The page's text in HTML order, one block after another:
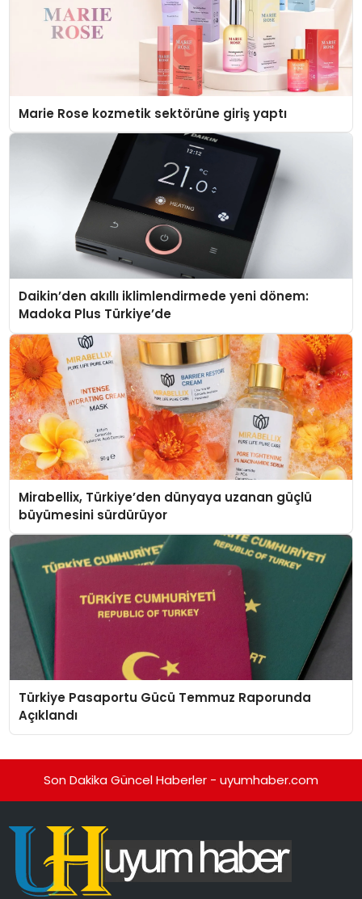
Marie Rose kozmetik sektörüne giriş yaptı
Daikin’den akıllı iklimlendirmede yeni dönem:
Madoka Plus Türkiye’de
Mirabellix, Türkiye’den dünyaya uzanan güçlü
büyümesini sürdürüyor
Türkiye Pasaportu Gücü Temmuz Raporunda
Açıklandı
Son Dakika Güncel Haberler - uyumhaber.com